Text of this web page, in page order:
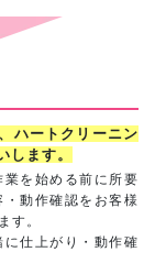
ハートクリーニン
します。
を始める前に所要
動作確認をお客様
す。
仕上がり・動作確